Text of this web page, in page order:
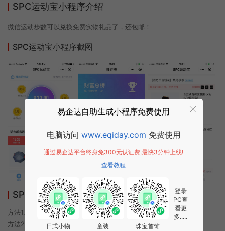
SPC运动宝小程序介绍
微信运动步数可以兑换免费实物礼品了，还包邮！
SPC运动宝小程序截图
SPC运动宝小程序使用方法
方法1. 使用微信扫描本页面上方二维码进入SPC运动宝的小程序
方法2. 在微信中搜索“SPC运动宝”即可进入小程序
易企达自助生成小程序免费使用
电脑访问 www.eqiday.com 免费使用
通过易企达平台终身免300元认证费,最快3分钟上线!
查看教程
日式小物 童装 珠宝首饰
登录
PC查
看更
多.....